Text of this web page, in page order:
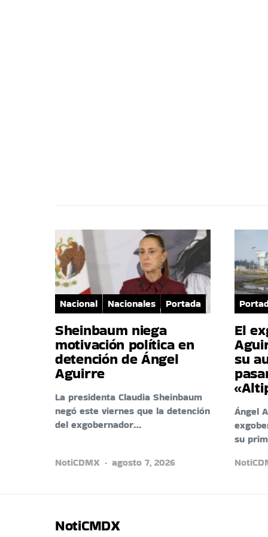
Nacional Nacionales Portada
Sheinbaum niega
motivación política en
detención de Ángel
Aguirre
La presidenta Claudia Sheinbaum
negó este viernes que la detención
del exgobernador…
NotiCDMX agosto 7, 2026
El
su
Ángel
su
NotiCMDX